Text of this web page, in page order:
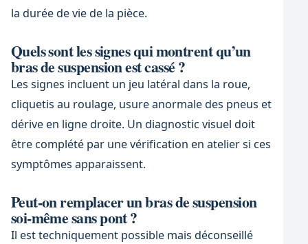
la durée de vie de la pièce.
Quels sont les signes qui montrent qu’un
bras de suspension est cassé ?
Les signes incluent un jeu latéral dans la roue,
cliquetis au roulage, usure anormale des pneus et
dérive en ligne droite. Un diagnostic visuel doit
être complété par une vérification en atelier si ces
symptômes apparaissent.
Peut-on remplacer un bras de suspension
soi‑même sans pont ?
Il est techniquement possible mais déconseillé